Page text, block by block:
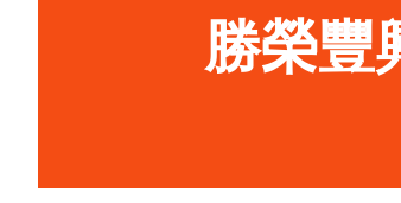
勝榮豐